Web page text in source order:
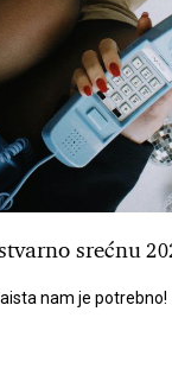
srećnu
nam je potrebno!